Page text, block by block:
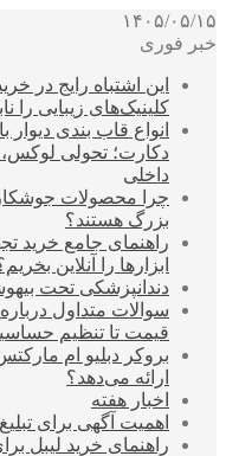
۱۴۰۵/۰۵/۱۵
خبر فوری
این اشتباه رایج در
کلینیک‌های زیبایی را
انواع قاب بندی
دکارت؛ تحولی
داخلی
بزرگ هستند؟
راهنمای جامع خرید
ابزارها را آنلاین
دندانپزشکی تحت
سوالات متداول
قیمت تا تنظیم
ارائه می‌دهد؟
اخبار هفته
اهمیت آگهی برای
راهنمای خرید لیبل